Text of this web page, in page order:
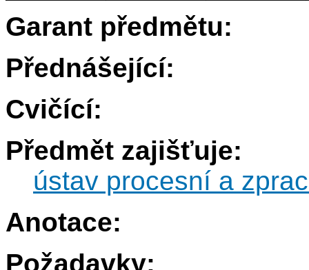
Garant předmětu:
Přednášející:
Cvičící:
Předmět zajišťuje:
ústav procesní a
Anotace:
Požadavky: